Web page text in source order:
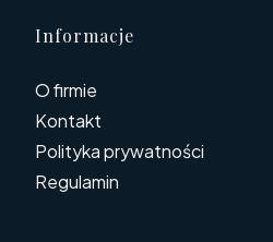
Informacje
O firmie
Kontakt
Polityka prywatności
Regulamin